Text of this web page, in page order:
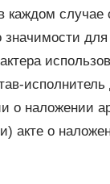
каждом случае
исполнитель
о наложении
акте о